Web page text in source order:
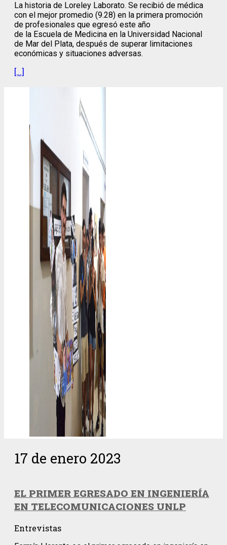
La historia de Loreley Laborato. Se recibió de médica
con el mejor promedio (9.28) en la primera promoción
de profesionales que egresó este año
de la Escuela de Medicina en la Universidad Nacional
de Mar del Plata, después de superar limitaciones
económicas y situaciones adversas.
[…]
17 de enero 2023
EL PRIMER EGRESADO EN INGENIERÍA
EN TELECOMUNICACIONES UNLP
Entrevistas